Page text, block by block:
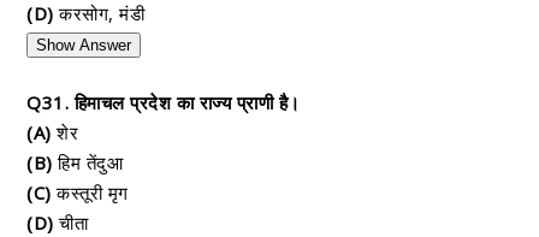
(D) करसोग, मंडी
Show Answer
Q31. हिमाचल प्रदेश का राज्य प्राणी है।
(A) शेर
(B) हिम तेंदुआ
(C) कस्तूरी मृग
(D) चीता